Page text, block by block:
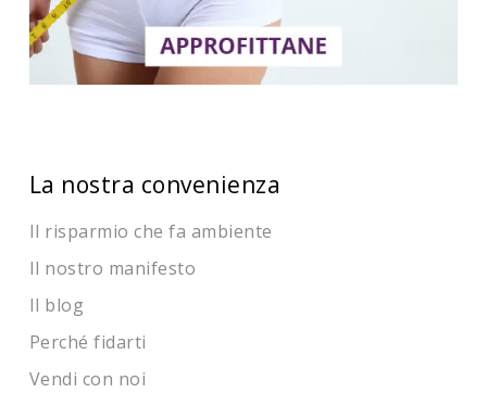
La nostra convenienza
Il risparmio che fa ambiente
Il nostro manifesto
Il blog
Perché fidarti
Vendi con noi